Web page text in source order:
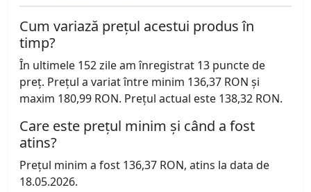
Cum variază prețul acestui produs în
timp?
În ultimele 152 zile am înregistrat 13 puncte de
preț. Prețul a variat între minim 136,37 RON și
maxim 180,99 RON. Prețul actual este 138,32 RON.
Care este prețul minim și când a fost
atins?
Prețul minim a fost 136,37 RON, atins la data de
18.05.2026.